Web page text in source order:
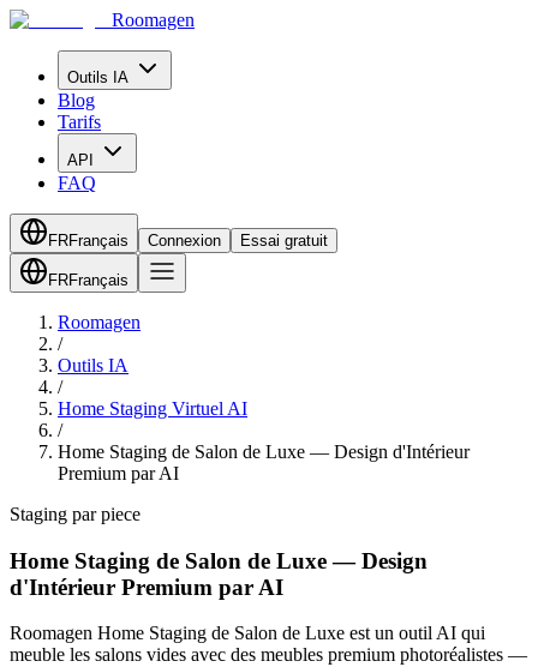
Roomagen
Outils IA
Blog
Tarifs
API
FAQ
FRFrançais Connexion Essai gratuit
FRFrançais
Roomagen
/
Outils IA
/
Home Staging Virtuel AI
/
Home Staging de Salon de Luxe — Design d'Intérieur
Premium par AI
Staging par piece
Home Staging de Salon de Luxe — Design
d'Intérieur Premium par AI
Roomagen Home Staging de Salon de Luxe est un outil AI qui
meuble les salons vides avec des meubles premium photoréalistes —